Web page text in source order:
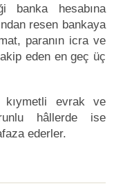
banka hesabına
resen bankaya
paranın icra ve
eden en geç üç
evrak ve
hâllerde ise
ederler.